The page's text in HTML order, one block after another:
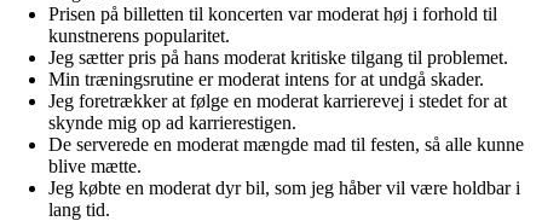
Prisen på billetten til koncerten var moderat høj i forhold til
kunstnerens popularitet.
Jeg sætter pris på hans moderat kritiske tilgang til problemet.
Min træningsrutine er moderat intens for at undgå skader.
Jeg foretrækker at følge en moderat karrierevej i stedet for at
skynde mig op ad karrierestigen.
De serverede en moderat mængde mad til festen, så alle kunne
blive mætte.
Jeg købte en moderat dyr bil, som jeg håber vil være holdbar i
lang tid.